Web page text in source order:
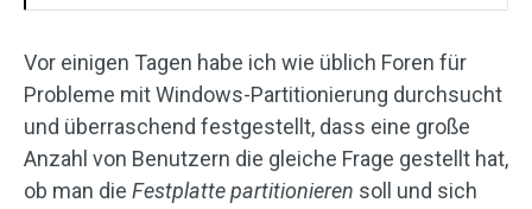
Vor einigen Tagen habe ich wie üblich Foren für
Probleme mit Windows-Partitionierung durchsucht
und überraschend festgestellt, dass eine große
Anzahl von Benutzern die gleiche Frage gestellt hat,
ob man die Festplatte partitionieren soll und sich